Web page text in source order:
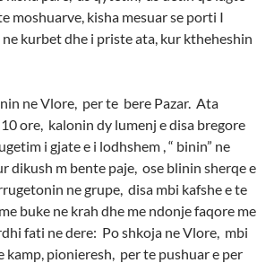
moshuarve, kisha mesuar se porti I
kurbet dhe i priste ata, kur ktheheshin
ne Vlore, per te bere Pazar. Ata
ore, kalonin dy lumenj e disa bregore
i gjate e i lodhshem , “ binin” ne
dikush m bente paje, ose blinin sherqe e
ne grupe, disa mbi kafshe e te
buke ne krah dhe me ndonje faqore me
fati ne dere: Po shkoja ne Vlore, mbi
kamp, pionieresh, per te pushuar e per